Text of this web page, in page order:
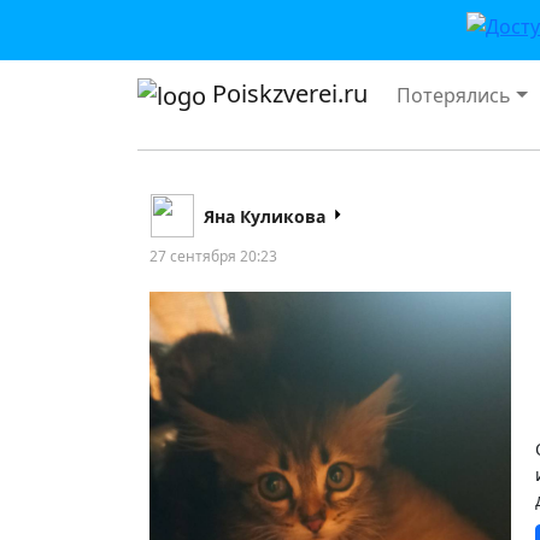
Poiskzverei.ru Потерялись
Яна Куликова
27 сентября 20:23